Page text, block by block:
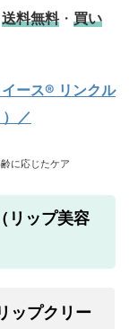
送料無料・ 買い
イース® リンクル
／
に応じたケア
リップ美容
ップクリー